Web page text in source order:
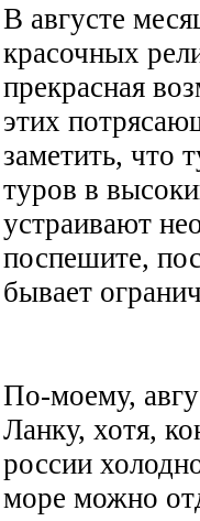
В августе
красочных
прекрасная
этих
заметить, что
туров в
устраивают
поспешите,
бывает
По-моему,
Ланку, хотя,
россии
море можно